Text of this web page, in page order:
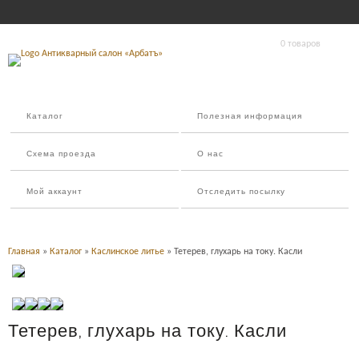
0 товаров
Каталог Полезная информация
Схема проезда О нас
Мой аккаунт Отследить посылку
Главная » Каталог » Каслинское литье » Тетерев, глухарь на току. Касли
Тетерев, глухарь на току. Касли